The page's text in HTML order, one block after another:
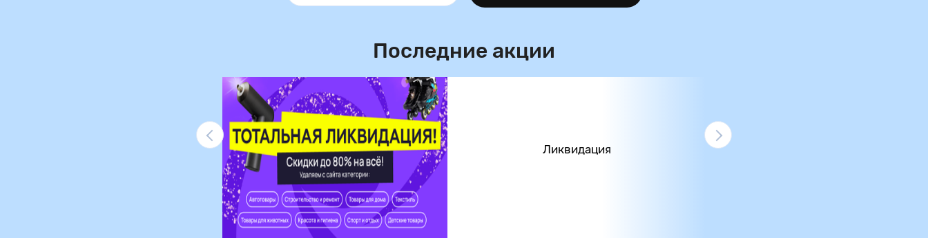
Последние акции
Ликвидация